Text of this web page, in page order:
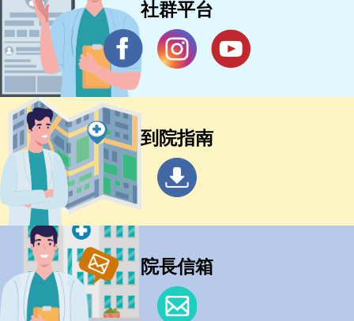
社群平台
到院指南
院長信箱